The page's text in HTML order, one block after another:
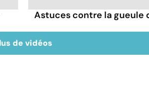
Astuces contre la gueule
de vidéos